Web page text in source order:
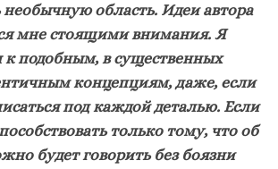
область. Идеи автора
мне стоящими внимания. Я
подобным, в существенных
концепциям, даже, если
под каждой деталью. Если
только тому, что об
будет говорить без боязни